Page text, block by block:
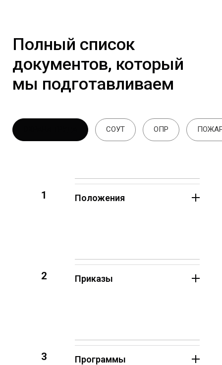
Полный список
документов, который
мы подготавливаем
СОУТ ОПР
1 Положения
2 Приказы
3 Программы